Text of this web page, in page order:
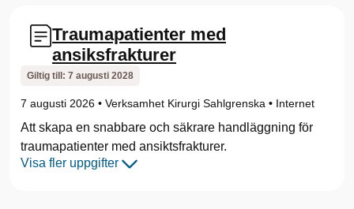
Traumapatienter med
ansiksfrakturer
Giltig till: 7 augusti 2028
7 augusti 2026 • Verksamhet Kirurgi Sahlgrenska • Internet
Att skapa en snabbare och säkrare handläggning för
traumapatienter med ansiktsfrakturer.
Visa fler uppgifter